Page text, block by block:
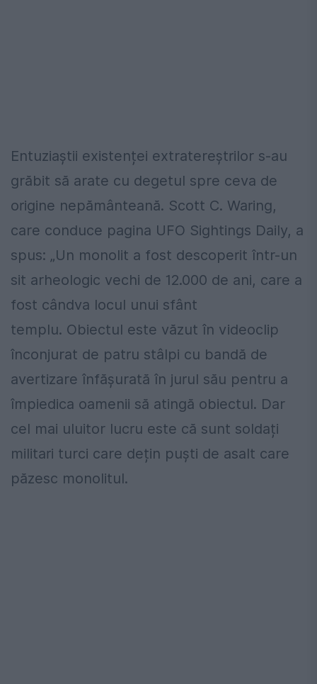
Entuziaștii existenței extratereștrilor s-au
grăbit să arate cu degetul spre ceva de
origine nepământeană. Scott C. Waring,
care conduce pagina UFO Sightings Daily, a
spus: „Un monolit a fost descoperit într-un
sit arheologic vechi de 12.000 de ani, care a
fost cândva locul unui sfânt
templu. Obiectul este văzut în videoclip
înconjurat de patru stâlpi cu bandă de
avertizare înfășurată în jurul său pentru a
împiedica oamenii să atingă obiectul. Dar
cel mai uluitor lucru este că sunt soldați
militari turci care dețin puști de asalt care
păzesc monolitul.